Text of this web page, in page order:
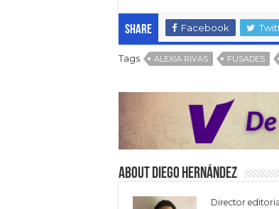
Share Facebook
Tags ALEXIA RIVAS FUSADES
About Diego Hernández
Director